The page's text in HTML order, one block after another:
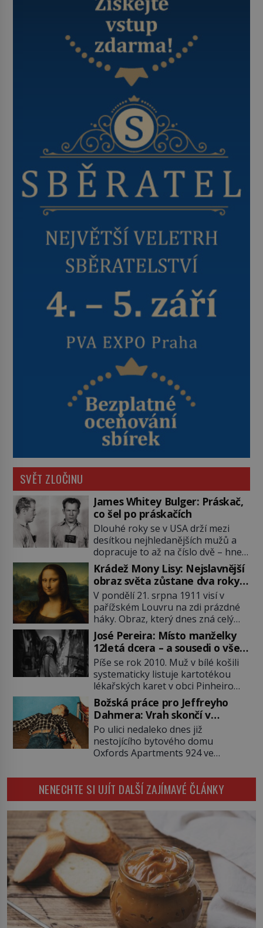
SVĚT ZLOČINU
James Whitey Bulger: Práskač,
co šel po práskačích
Dlouhé roky se v USA drží mezi
desítkou nejhledanějších mužů a
dopracuje to až na číslo dvě – hned
po Usámovi bin Ládinovi (1957–
2011). To je James „Whitey“ Bulger
(1929–2018) viněný ze spoluúčasti
na 19 vraždách, vydírání a lichvy. A
samozřejmě, krom toho je ještě
drogový dealer, který neváhá
odstranit z cesty všechny práskače,
zatímco […]
Krádež Mony Lisy: Nejslavnější
obraz světa zůstane dva roky
nezvěstný
V pondělí 21. srpna 1911 visí v
pařížském Louvru na zdi prázdné
háky. Obraz, který dnes zná celý
svět, je pryč. Zpočátku si nikdo
nemyslí, že jde o krádež.
Zaměstnanci jsou přesvědčeni, že
Mona Lisa je jen v restaurátorské
dílně nebo u fotografa. Když se
ukáže pravda, propukne jeden z
největších honů na zloděje v […]
José Pereira: Místo manželky
12letá dcera – a sousedi o všem
vědí!
Píše se rok 2010. Muž v bílé košili
systematicky listuje kartotékou
lékařských karet v obci Pinheiro
ležící asi 20 kilometrů od farmy s
podivínským majitelem. Něco tu
nesedí. Ledaže… Ledaže by ta
mladá dívka z farmy byla ne
manželkou, ale dcerou – a všechny
ty děti byly zplozené v incestu. Na
Božská práce pro Jeffreyho
Dahmera: Vrah skončí v
tratolišti krve ve vězeňských
umývárnách
Po ulici nedaleko dnes již
nestojícího bytového domu
Oxfords Apartments 924 ve
potácí zcela zmatený 14letý
Konerak Sinthasomphone. Když ho
zastaví policejní hlídka, ochable jí
nadiktuje adresu „jeho kamaráda“.
Strážníci ho dopraví zpět do
udaného bytu. Oním „kamarádem“
je ovšem jeden z nejslavnějších
vrahů, Jeffrey Dahmer (1960–1994).
Je 27. května 1991. […]
NENECHTE SI UJÍT DALŠÍ ZAJÍMAVÉ ČLÁNKY